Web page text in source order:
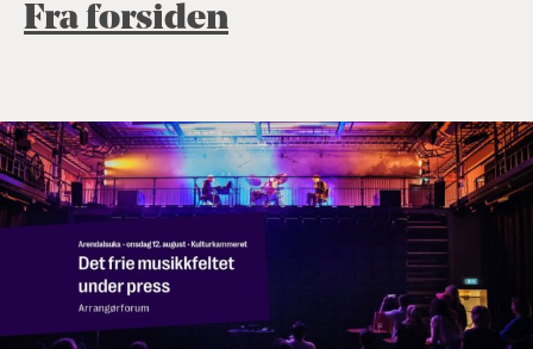
Fra forsiden